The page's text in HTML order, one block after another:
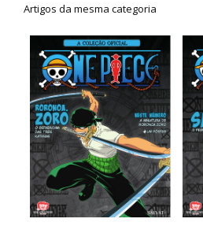
Artigos da mesma categoria